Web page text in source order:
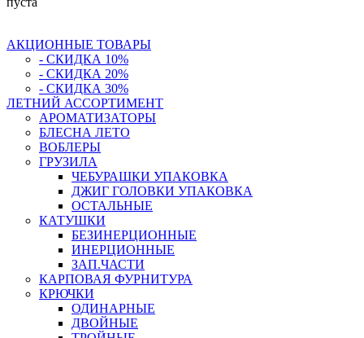
АКЦИОННЫЕ ТОВАРЫ
- СКИДКА 10%
- СКИДКА 20%
- СКИДКА 30%
ЛЕТНИЙ АССОРТИМЕНТ
АРОМАТИЗАТОРЫ
БЛЕСНА ЛЕТО
ВОБЛЕРЫ
ГРУЗИЛА
ЧЕБУРАШКИ УПАКОВКА
ДЖИГ ГОЛОВКИ УПАКОВКА
ОСТАЛЬНЫЕ
КАТУШКИ
БЕЗИНЕРЦИОННЫЕ
ИНЕРЦИОННЫЕ
ЗАП.ЧАСТИ
КАРПОВАЯ ФУРНИТУРА
КРЮЧКИ
ОДИНАРНЫЕ
ДВОЙНЫЕ